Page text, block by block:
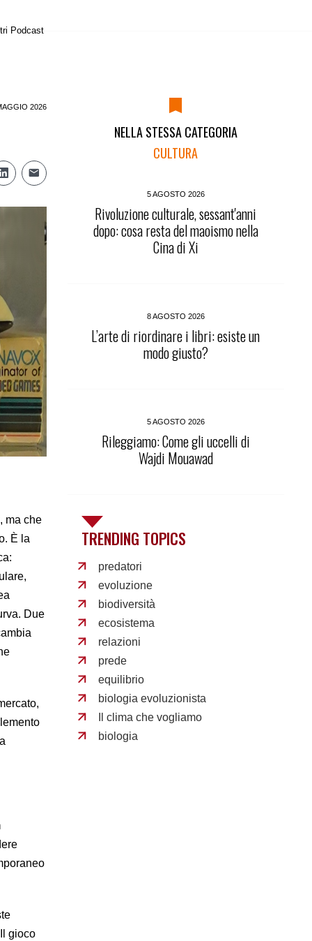
Podcast
2026
ma che
È la
Due
gioco
NELLA STESSA CATEGORIA
CULTURA
5 AGOSTO 2026
Rivoluzione culturale, sessant'anni
dopo: cosa resta del maoismo nella
Cina di Xi
8 AGOSTO 2026
L’arte di riordinare i libri: esiste un
modo giusto?
5 AGOSTO 2026
Rileggiamo: Come gli uccelli di
Wajdi Mouawad
TRENDING TOPICS
predatori
evoluzione
biodiversità
ecosistema
relazioni
prede
equilibrio
biologia evoluzionista
Il clima che vogliamo
biologia